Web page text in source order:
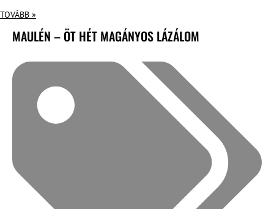
TOVÁBB »
MAULÉN – ÖT HÉT MAGÁNYOS LÁZÁLOM